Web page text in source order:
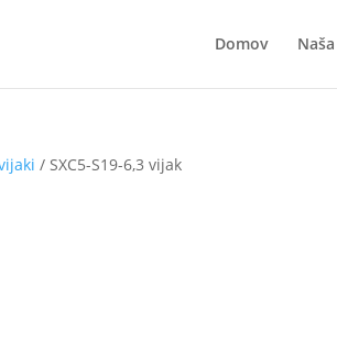
Domov
/ SXC5-S19-6,3 vijak